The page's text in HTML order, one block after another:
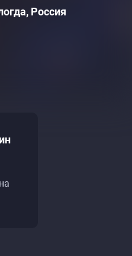
Россия